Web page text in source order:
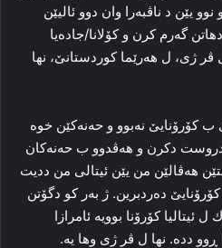
یێن د ناڤبه‌را وان دوو ئالیێن
گه‌رم کرن و کۆلانا/جادەیا
ژی، ل ھەرێما كوردستانێ، نها
ب کۆرۆنایێ نه‌بوو و حه‌نه‌کێن خوه‌
دروست دکرن و هه‌ڤدوو ب حه‌نه‌کان
هه‌ڤالێن من یێن ئیتالی من ددیت
ده‌ردبرین. ژ به‌ر کو دگۆتن
کۆرۆنا بوویه‌ ئامرازا
دده‌. نها ل ڤر ژی وها یه‌.